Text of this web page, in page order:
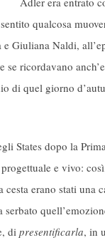
qualcosa
Giuliana Naldi,
se ricordavano
di quel giorno
States dopo la
e vivo:
erano stati una
di presentificarla, in